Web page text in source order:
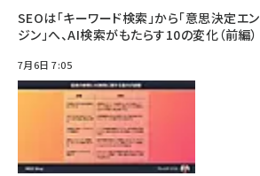
SEOは「キーワード検索」から「意思決定エン
ジン」へ、AI検索がもたらす10の変化（前編）
7月6日 7:05